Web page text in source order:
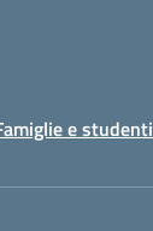
e studenti